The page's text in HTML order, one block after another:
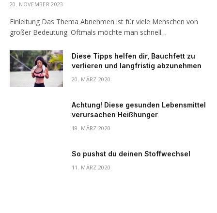
20. NOVEMBER 2023
Einleitung Das Thema Abnehmen ist für viele Menschen von
großer Bedeutung. Oftmals möchte man schnell…
Diese Tipps helfen dir, Bauchfett zu
verlieren und langfristig abzunehmen
20. MÄRZ 2020
Achtung! Diese gesunden Lebensmittel
verursachen Heißhunger
18. MÄRZ 2020
So pushst du deinen Stoffwechsel
11. MÄRZ 2020